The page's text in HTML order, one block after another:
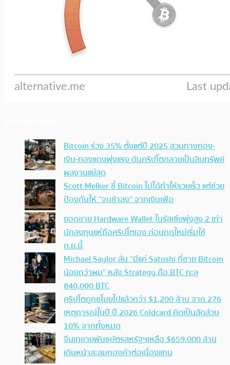
Bitcoin ร่วง 35% ตั้งแต่ปี 2025 สวนทางทอง-
เงิน-ทองแดงพุ่งแรง ดันคริปโตกลายเป็นสินทรัพย์
ผลงานแย่สุด
Scott Melker ชี้ Bitcoin ไม่ได้ทำให้รวยเร็ว แต่ช่วย
ป้องกันให้ “จนช้าลง” จากเงินเฟ้อ
ยอดขาย Hardware Wallet ในรัสเซียพุ่งสูง 2 เท่า
นักลงทุนแห่ถือคริปโตเอง ก่อนกฎใหม่เริ่มใช้
ก.ย.นี้
Michael Saylor ลั่น “มีแค่ Satoshi ที่ขาย Bitcoin
น้อยกว่าผม” หลัง Strategy ถือ BTC ทะลุ
840,000 BTC
คริปโตถูกขโมยไปแล้วกว่า $1,200 ล้าน จาก 276
เหตุการณ์ในปี ปี 2026 Coldcard คิดเป็นสัดส่วน
10% จากทั้งหมด
จีนเทขายพันธบัตรสหรัฐฯเหลือ $659,000 ล้าน
เดินหน้าสะสมทองคำต่อเนื่องแทน